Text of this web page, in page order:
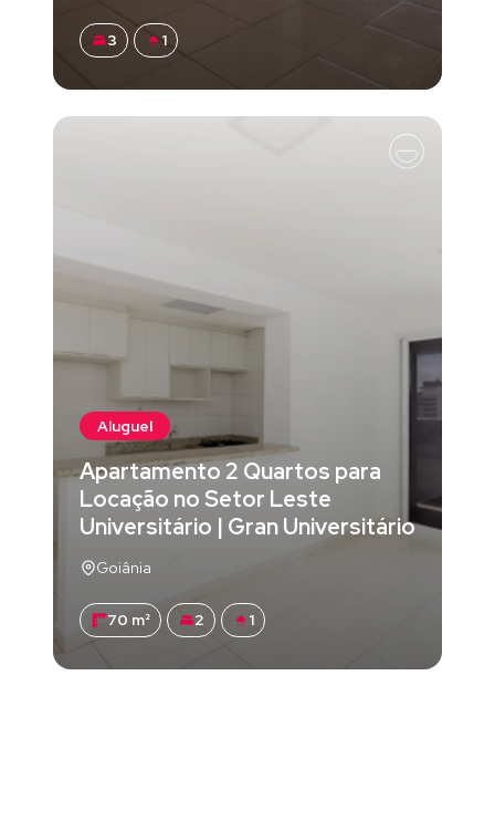
3 1
Aluguel
Apartamento 2 Quartos para
Locação no Setor Leste
Universitário | Gran Universitário
Goiânia
70 m² 2 1